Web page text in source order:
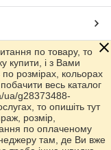
по товару, то
купити, і з Вами
розмірах, кольорах
весь каталог
ua/g28373488-
то опишіть тут
розмір,
по оплаченому
там, де Ви вже